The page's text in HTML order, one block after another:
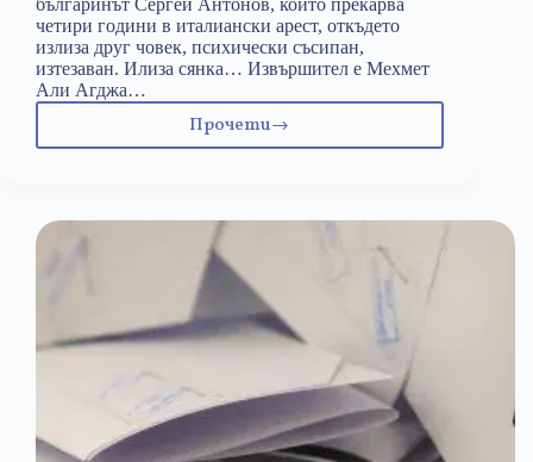
българинът Сергей Антонов, който прекарва
четири години в италиански арест, откъдето
излиза друг човек, психически съсипан,
изтезаван. Илиза сянка… Извършител е Мехмет
Али Агджа…
Прочети„Българската
Антонов
и
България